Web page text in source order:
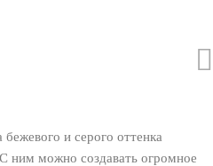
и серого оттенка
ним можно создавать огромное